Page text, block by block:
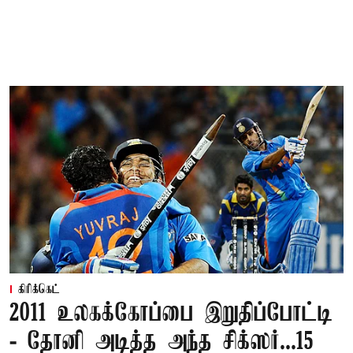
கிரிக்கெட்
2011 உலகக்கோப்பை இறுதிப்போட்டி
- தோனி அடித்த அந்த சிக்ஸர்...15